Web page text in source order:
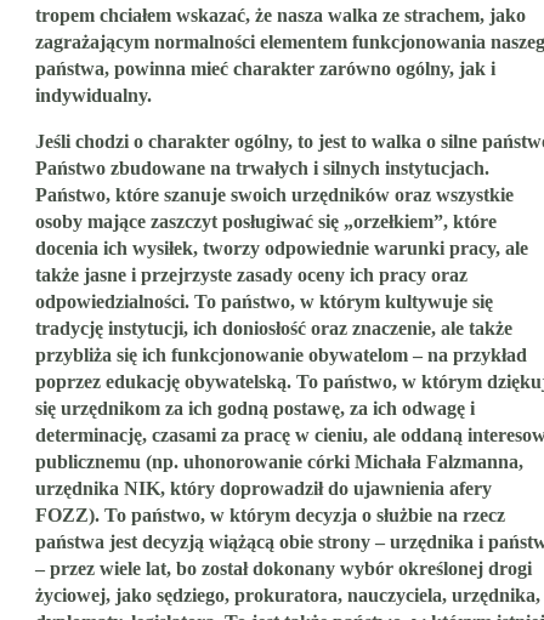
tropem chciałem wskazać, że nasza walka ze strachem, jako
zagrażającym normalności elementem funkcjonowania
państwa, powinna mieć charakter zarówno ogólny, jak i
indywidualny.
Jeśli chodzi o charakter ogólny, to jest to walka o silne
Państwo zbudowane na trwałych i silnych instytucjach.
Państwo, które szanuje swoich urzędników oraz wszystkie
osoby mające zaszczyt posługiwać się „orzełkiem”, które
docenia ich wysiłek, tworzy odpowiednie warunki pracy, ale
także jasne i przejrzyste zasady oceny ich pracy oraz
odpowiedzialności. To państwo, w którym kultywuje się
tradycję instytucji, ich doniosłość oraz znaczenie, ale także
przybliża się ich funkcjonowanie obywatelom – na przykład
poprzez edukację obywatelską. To państwo, w którym
się urzędnikom za ich godną postawę, za ich odwagę i
determinację, czasami za pracę w cieniu, ale oddaną
publicznemu (np. uhonorowanie córki Michała Falzmanna,
urzędnika NIK, który doprowadził do ujawnienia afery
FOZZ). To państwo, w którym decyzja o służbie na rzecz
państwa jest decyzją wiążącą obie strony – urzędnika i
– przez wiele lat, bo został dokonany wybór określonej drogi
życiowej, jako sędziego, prokuratora, nauczyciela, urzędnika,